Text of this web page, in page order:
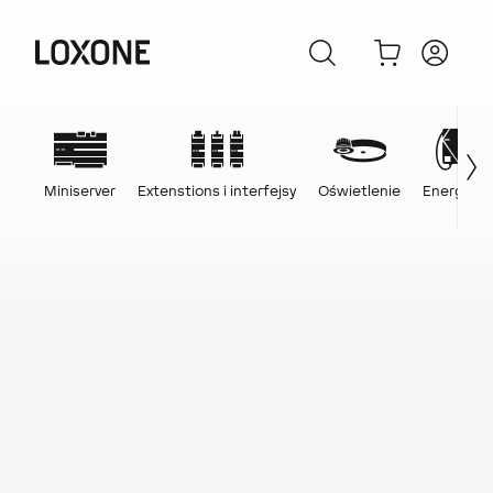
Miniserver Extenstions i interfejsy Oświetlenie Energia